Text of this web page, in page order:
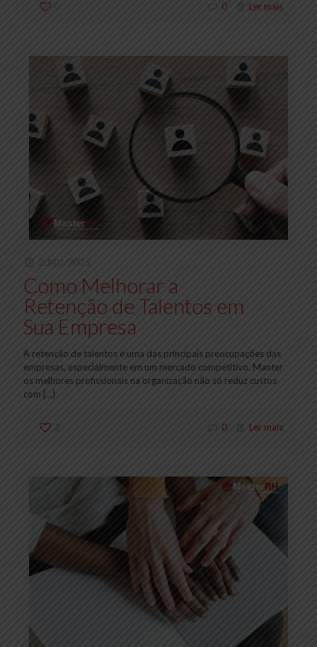
0 0 Ler mais
20/01/2025
Como Melhorar a
Retenção de Talentos em
Sua Empresa
A retenção de talentos é uma das principais preocupações das
empresas, especialmente em um mercado competitivo. Manter
os melhores profissionais na organização não só reduz custos
com […]
2 0 Ler mais